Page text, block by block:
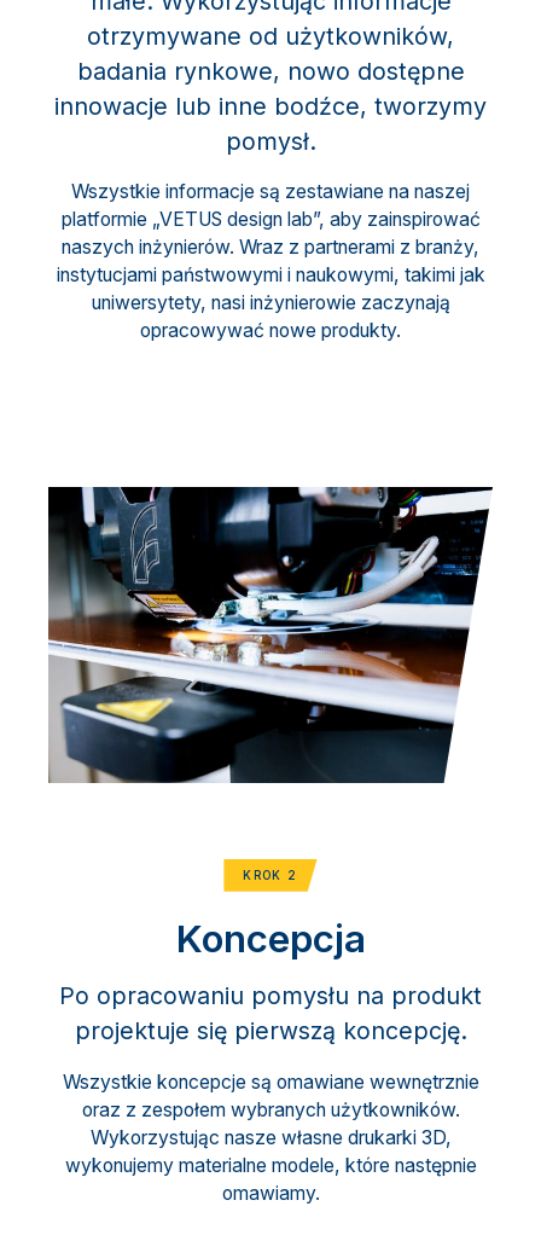
otrzymywane od użytkowników,
badania rynkowe, nowo dostępne
innowacje lub inne bodźce, tworzymy
pomysł.
Wszystkie informacje są zestawiane na naszej
platformie „VETUS design lab”, aby zainspirować
naszych inżynierów. Wraz z partnerami z branży,
instytucjami państwowymi i naukowymi, takimi jak
uniwersytety, nasi inżynierowie zaczynają
opracowywać nowe produkty.
KROK 2
Koncepcja
Po opracowaniu pomysłu na produkt
projektuje się pierwszą koncepcję.
Wszystkie koncepcje są omawiane wewnętrznie
oraz z zespołem wybranych użytkowników.
Wykorzystując nasze własne drukarki 3D,
wykonujemy materialne modele, które następnie
omawiamy.